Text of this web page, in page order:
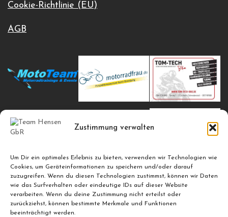
Zustimmung verwalten
Um Dir ein optimales Erlebnis zu bieten, verwenden wir Technologien wie
Cookies, um Geräteinformationen zu speichern und/oder darauf
zuzugreifen. Wenn du diesen Technologien zustimmst, können wir Daten
wie das Surfverhalten oder eindeutige IDs auf dieser Website
verarbeiten. Wenn du deine Zustimmung nicht erteilst oder
zurückziehst, können bestimmte Merkmale und Funktionen
beeinträchtigt werden.
Cookie-Richtlinie (EU)
AGB